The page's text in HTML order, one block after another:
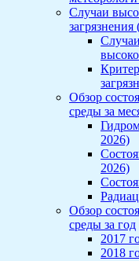
Случаи
Обзор
среды за
2026)
2026)
Обзор
среды за год
2017
2018